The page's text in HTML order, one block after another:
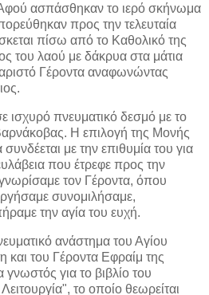
ασπάσθηκαν το ιερό σκήνωμα
προς την τελευταία
πίσω από το Καθολικό της
του λαού με δάκρυα στα μάτια
Γέροντα αναφωνώντας
ισχυρό πνευματικό δεσμό με το
Η επιλογή της Μονής
συνδέεται με την επιθυμία του για
που έτρεφε προς την
τον Γέροντα, όπου
συνομιλήσαμε,
την αγία του ευχή.
ανάστημα του Αγίου
και του Γέροντα Εφραίμ της
για το βιβλίο του
το οποίο θεωρείται